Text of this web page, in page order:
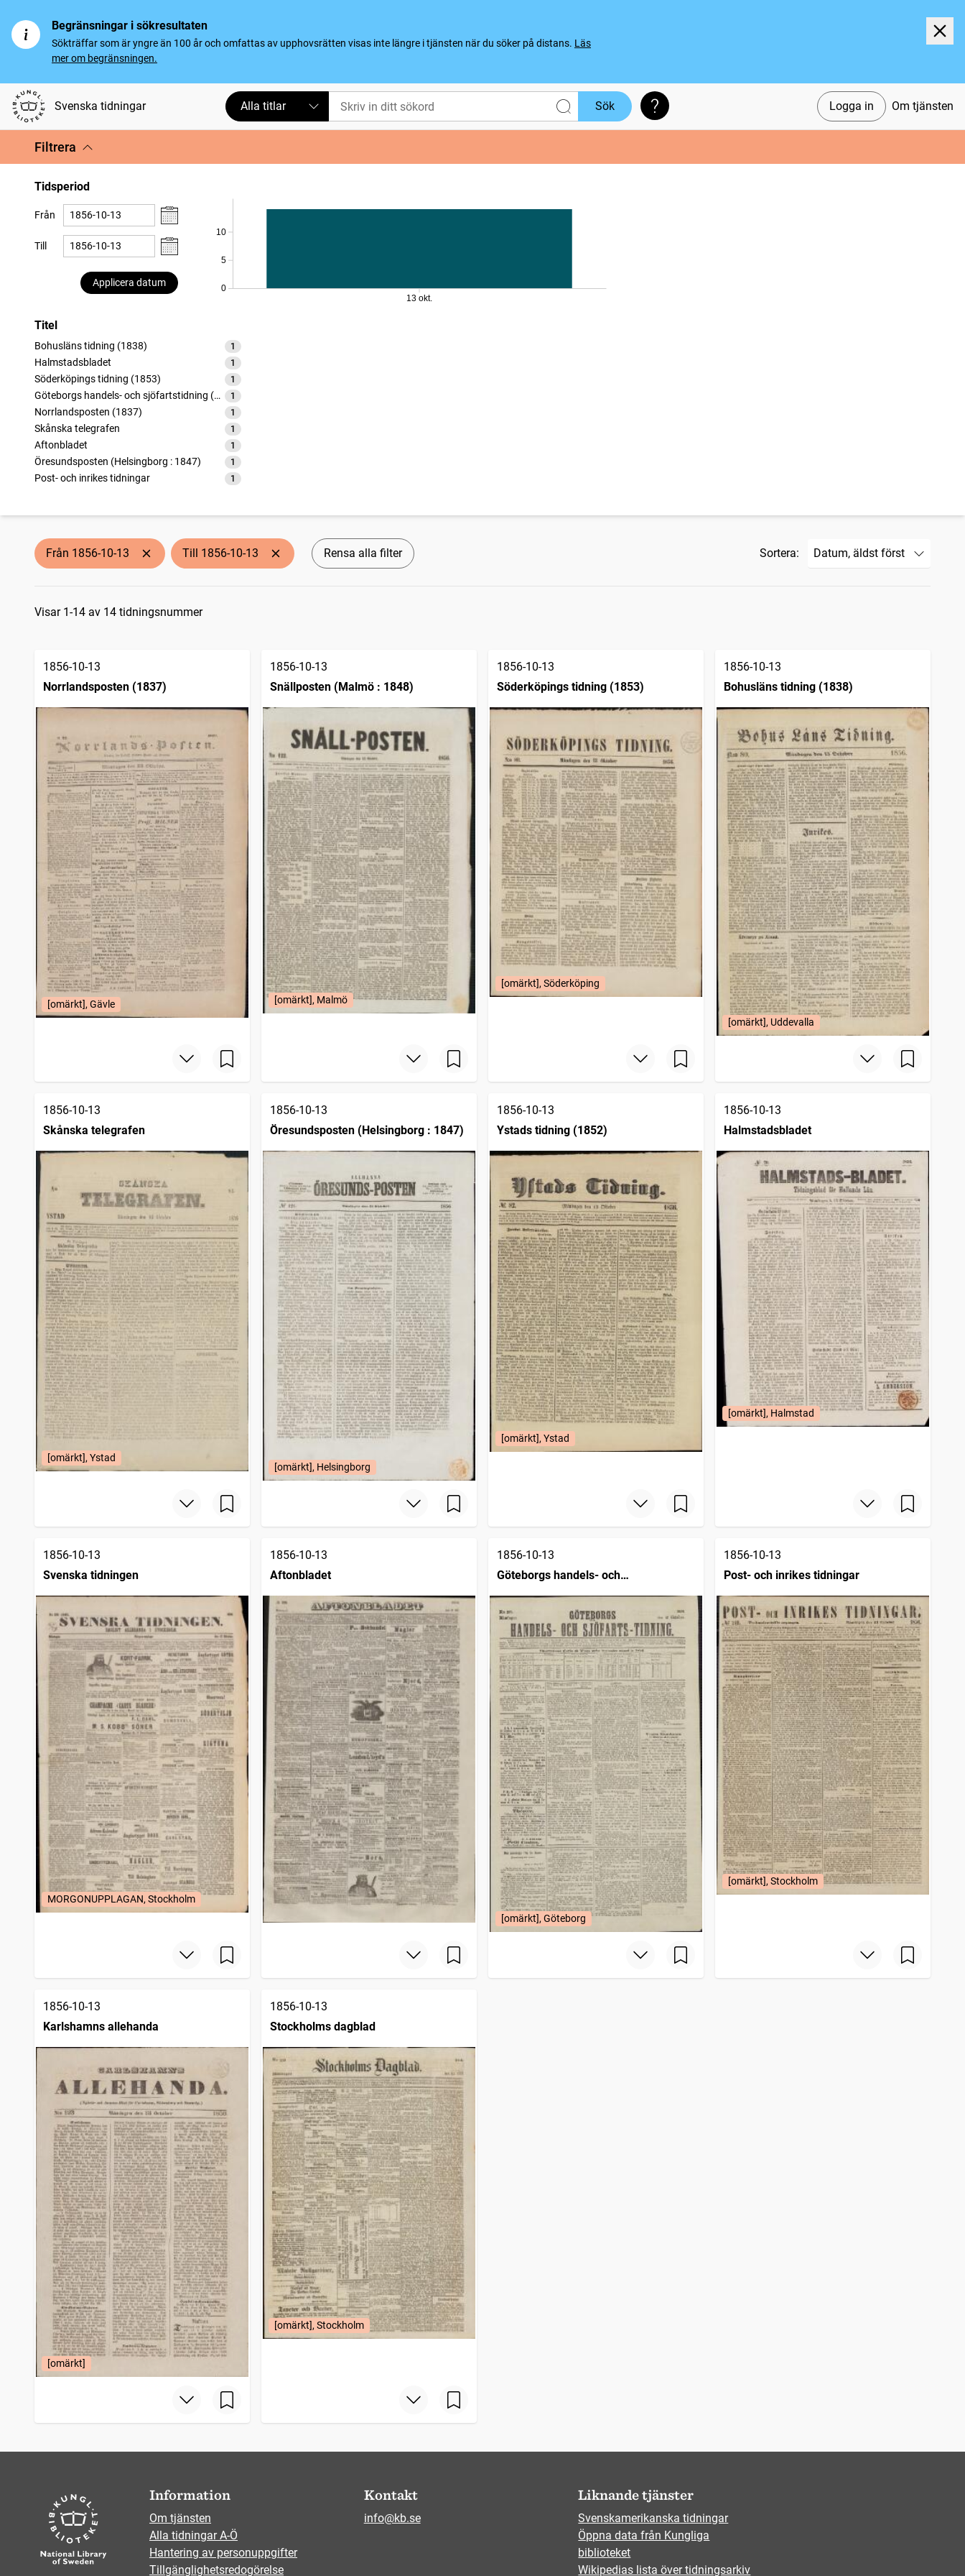
Begränsningar i sökresultaten
Sökträffar som är yngre än 100 år och omfattas av upphovsrätten visas inte längre i tjänsten när du söker på distans. Läs
mer om begränsningen.
Svenska tidningar Logga in Om tjänsten
Alla titlar Sök Söktips
Filtrera
Tidsperiod
Från
Till
Applicera datum
0
5
10
13 okt.
Titel
Bohusläns tidning (1838) 1
träffar
Halmstadsbladet
1
träffar
Söderköpings tidning (1853)
1
träffar
Göteborgs handels- och sjöfartstidning (1832)
1
träffar
Norrlandsposten (1837)
1
träffar
Skånska telegrafen
1
träffar
Aftonbladet
1
träffar
Öresundsposten (Helsingborg : 1847)
1
träffar
Post- och inrikes tidningar
1
träffar
träffar
Svenska tidningen
träffar
Ystads tidning (1852)
träffar
Från 1856-10-13 Till 1856-10-13 Rensa alla filter Sortera:
Sökresultat
Visar 1-14 av 14 tidningsnummer
1856-10-13
Norrlandsposten (1837)
[omärkt], Gävle
1856-10-13
Snällposten (Malmö : 1848)
[omärkt], Malmö
1856-10-13
Söderköpings tidning (1853)
[omärkt], Söderköping
1856-10-13
Bohusläns tidning (1838)
[omärkt], Uddevalla
1856-10-13
Skånska telegrafen
[omärkt], Ystad
1856-10-13
Öresundsposten (Helsingborg : 1847)
[omärkt], Helsingborg
1856-10-13
Ystads tidning (1852)
[omärkt], Ystad
1856-10-13
Halmstadsbladet
[omärkt], Halmstad
1856-10-13
Svenska tidningen
MORGONUPPLAGAN, Stockholm
1856-10-13
Aftonbladet
1856-10-13
Göteborgs handels- och
sjöfartstidning (1832)
[omärkt], Göteborg
1856-10-13
Post- och inrikes tidningar
[omärkt], Stockholm
1856-10-13
Karlshamns allehanda
[omärkt]
1856-10-13
Stockholms dagblad
[omärkt], Stockholm
Information
Om tjänsten
Alla tidningar A-Ö
Hantering av personuppgifter
Tillgänglighetsredogörelse
Kontakt
info@kb.se
Liknande tjänster
Svenskamerikanska tidningar
Öppna data från Kungliga
biblioteket
Wikipedias lista över tidningsarkiv